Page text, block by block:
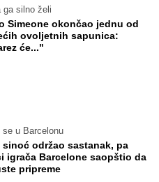
ga silno želi
Simeone okončao jednu od
ovoljetnih sapunica:
će..."
se u Barcelonu
sinoć održao sastanak, pa
igrača Barcelone saopštio da
pripreme